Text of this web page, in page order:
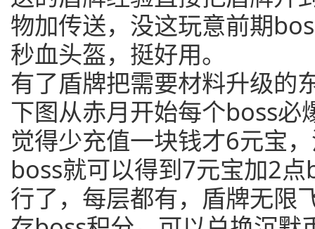
物加传送，没这玩意前期
秒血头盔，挺好用。
有了盾牌把需要材料升级的
下图从赤月开始每个boss必
觉得少充值一块钱才6元宝
boss就可以得到7元宝加2
行了，每层都有，盾牌无限